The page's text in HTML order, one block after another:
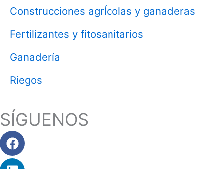
Construcciones agrÍcolas y ganaderas
Fertilizantes y fitosanitarios
Ganadería
Riegos
SÍGUENOS
Facebook
Linkedin
Instagram